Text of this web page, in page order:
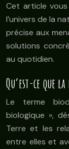
Cet article
l’univers de la
précise aux
solutions
au quotidien.
Qu’est-ce que
Le terme
biologique »,
Terre et les
entre elles et